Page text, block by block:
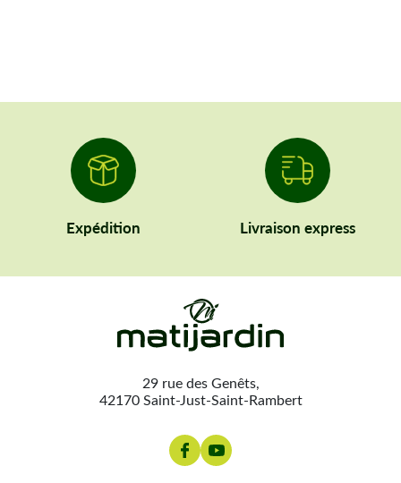
Expédition Livraison express
29 rue des Genêts,
42170 Saint-Just-Saint-Rambert